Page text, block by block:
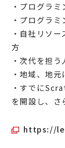
・プログラ
・プログラ
・自社リソ
方
・次代を担
・地域、地
・すでに
を開設し、さ
https://